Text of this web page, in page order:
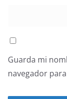
Guarda mi
navegador